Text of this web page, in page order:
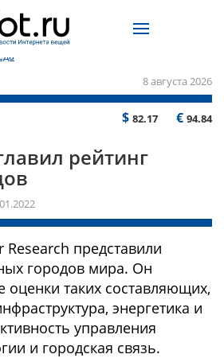
8 августа 2026
$ 82.17 € 94.84
рейтинг
Research представили
городов мира. Он
оценки таких составляющих,
энергетика и
управления
и городская связь.